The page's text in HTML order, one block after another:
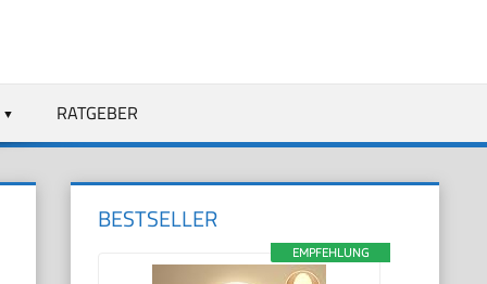
RATGEBER
BESTSELLER
EMPFEHLUNG